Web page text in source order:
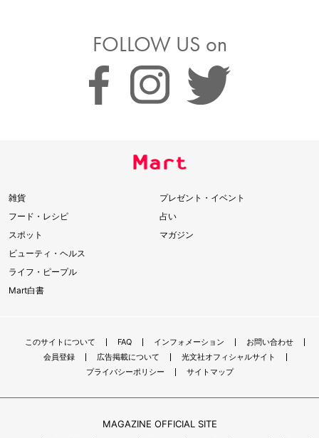
FOLLOW US on
雑貨
フード・レシピ
スポット
ビューティ・ヘルス
ライフ・ピープル
Mart白書
プレゼント・イベント
占い
マガジン
このサイトについて FAQ インフォメーション
お問い合わせ
会員登録
広告掲載について
光文社オフィシャルサイト
プライバシーポリシー
サイトマップ
MAGAZINE OFFICIAL SITE